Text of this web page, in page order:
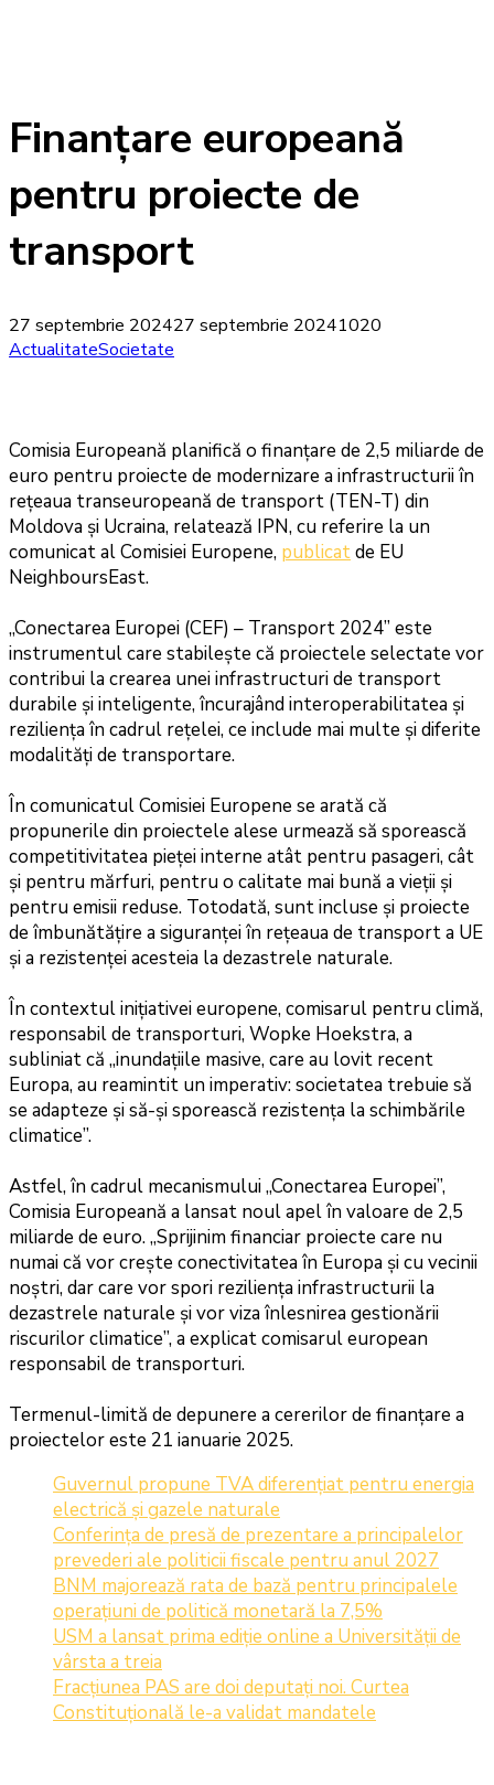
Finanțare europeană
pentru proiecte de
transport
27 septembrie 202427 septembrie 20241020
ActualitateSocietate
Comisia Europeană planifică o finanțare de 2,5 miliarde de
euro pentru proiecte de modernizare a infrastructurii în
rețeaua transeuropeană de transport (TEN-T) din
Moldova şi Ucraina, relatează IPN, cu referire la un
comunicat al Comisiei Europene, publicatde EU
NeighboursEast.
„Conectarea Europei (CEF) – Transport 2024” este
instrumentul care stabilește că proiectele selectate vor
contribui la crearea unei infrastructuri de transport
durabile și inteligente, încurajând interoperabilitatea și
reziliența în cadrul rețelei, ce include mai multe și diferite
modalități de transportare.
În comunicatul Comisiei Europene se arată că
propunerile din proiectele alese urmează să sporească
competitivitatea pieței interne atât pentru pasageri, cât
și pentru mărfuri, pentru o calitate mai bună a vieții și
pentru emisii reduse. Totodată, sunt incluse și proiecte
de îmbunătățire a siguranței în rețeaua de transport a UE
și a rezistenței acesteia la dezastrele naturale.
În contextul inițiativei europene, comisarul pentru climă,
responsabil de transporturi, Wopke Hoekstra, a
subliniat că „inundațiile masive, care au lovit recent
Europa, au reamintit un imperativ: societatea trebuie să
se adapteze și să-și sporească rezistența la schimbările
climatice”.
Astfel, în cadrul mecanismului „Conectarea Europei”,
Comisia Europeană a lansat noul apel în valoare de 2,5
miliarde de euro. „Sprijinim financiar proiecte care nu
numai că vor crește conectivitatea în Europa și cu vecinii
noștri, dar care vor spori reziliența infrastructurii la
dezastrele naturale și vor viza înlesnirea gestionării
riscurilor climatice”, a explicat comisarul european
responsabil de transporturi.
Termenul-limită de depunere a cererilor de finanțare a
proiectelor este 21 ianuarie 2025.
Guvernul propune TVA diferențiat pentru energia
electrică și gazele naturale
Conferința de presă de prezentare a principalelor
prevederi ale politicii fiscale pentru anul 2027
BNM majorează rata de bază pentru principalele
operațiuni de politică monetară la 7,5%
USM a lansat prima ediție online a Universității de
vârsta a treia
Fracțiunea PAS are doi deputați noi. Curtea
Constituțională le-a validat mandatele